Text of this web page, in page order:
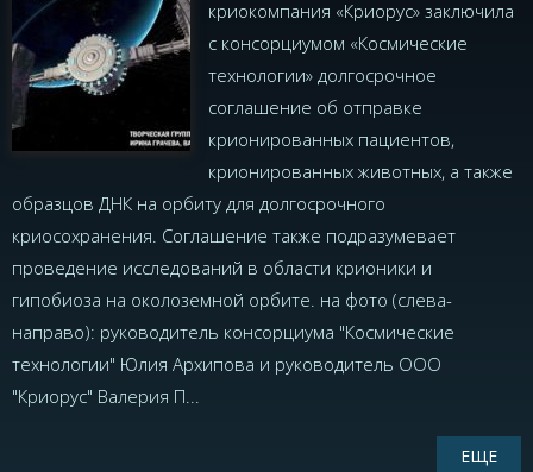
криокомпания «Криорус» заключила
с консорциумом «Космические
технологии» долгосрочное
соглашение об отправке
крионированных пациентов,
крионированных животных, а также
образцов ДНК на орбиту для долгосрочного
криосохранения. Соглашение также подразумевает
проведение исследований в области крионики и
гипобиоза на околоземной орбите. на фото (слева-
направо): руководитель консорциума "Космические
технологии" Юлия Архипова и руководитель ООО
"Криорус" Валерия П...
ЕЩЕ